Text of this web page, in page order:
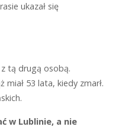
ukazał się
tą drugą osobą.
miał 53 lata, kiedy zmarł.
w Lublinie, a nie